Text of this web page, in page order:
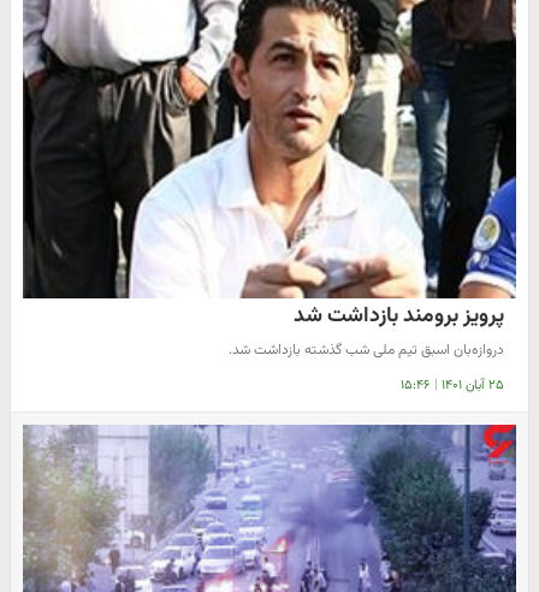
پرویز برومند بازداشت شد
دروازه‌بان اسبق تیم ملی شب گذشته بازداشت شد.
۲۵ آبان ۱۴۰۱ | ۱۵:۴۶